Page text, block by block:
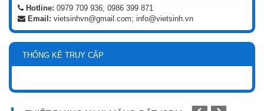
Hotline: 0979 709 936; 0986 399 871
Email: vietsinhvn@gmail.com; info@vietsinh.vn
THỐNG KÊ TRUY CẬP